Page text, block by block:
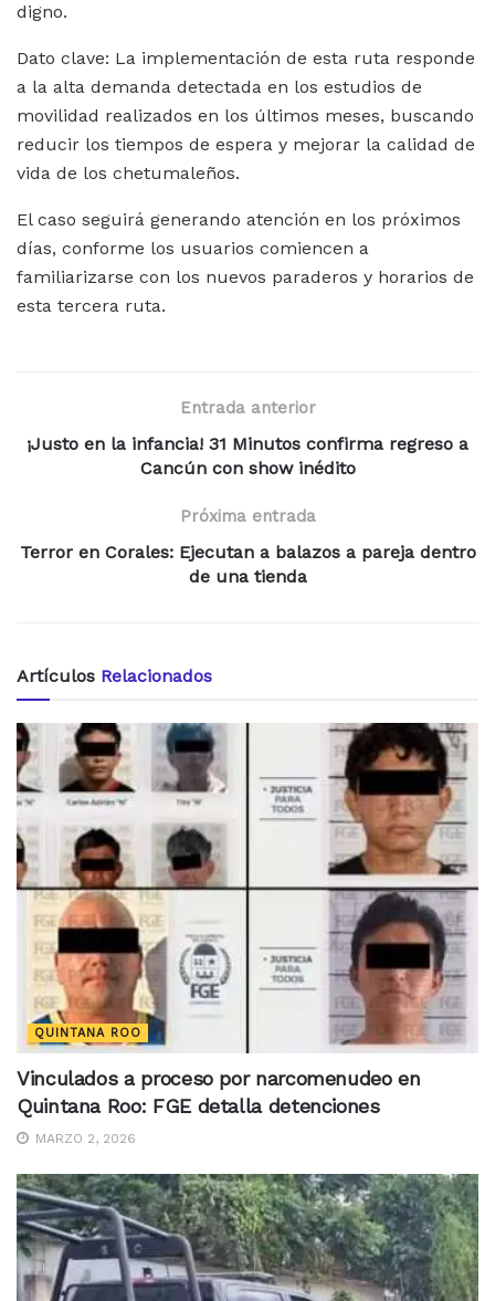
digno.
Dato clave: La implementación de esta ruta responde
a la alta demanda detectada en los estudios de
movilidad realizados en los últimos meses, buscando
reducir los tiempos de espera y mejorar la calidad de
vida de los chetumaleños.
El caso seguirá generando atención en los próximos
días, conforme los usuarios comiencen a
familiarizarse con los nuevos paraderos y horarios de
esta tercera ruta.
Entrada anterior
¡Justo en la infancia! 31 Minutos confirma regreso a
Cancún con show inédito
Próxima entrada
Terror en Corales: Ejecutan a balazos a pareja dentro
de una tienda
Artículos Relacionados
QUINTANA ROO
Vinculados a proceso por narcomenudeo en
Quintana Roo: FGE detalla detenciones
MARZO 2, 2026